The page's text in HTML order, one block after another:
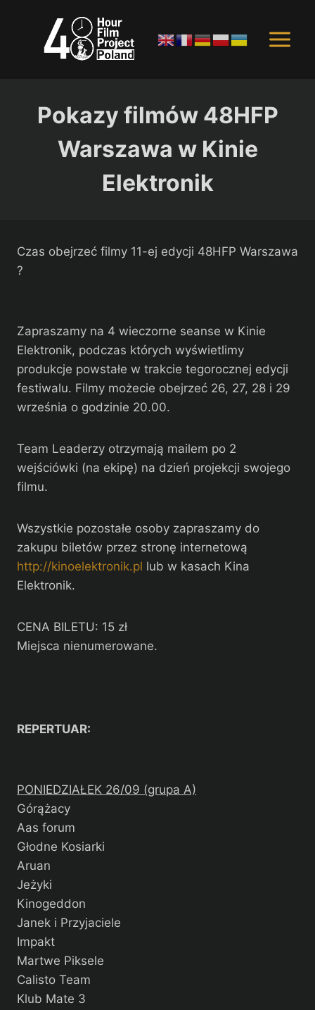
Pokazy filmów 48HFP
Warszawa w Kinie
Elektronik
Czas obejrzeć filmy 11-ej edycji 48HFP Warszawa
?
Zapraszamy na 4 wieczorne seanse w Kinie
Elektronik, podczas których wyświetlimy
produkcje powstałe w trakcie tegorocznej edycji
festiwalu. Filmy możecie obejrzeć 26, 27, 28 i 29
września o godzinie 20.00.
Team Leaderzy otrzymają mailem po 2
wejściówki (na ekipę) na dzień projekcji swojego
filmu.
Wszystkie pozostałe osoby zapraszamy do
zakupu biletów przez stronę internetową
http://kinoelektronik.pl lub w kasach Kina
Elektronik.
CENA BILETU: 15 zł
Miejsca nienumerowane.
REPERTUAR:
PONIEDZIAŁEK 26/09 (grupa A)
Górążacy
Aas forum
Głodne Kosiarki
Aruan
Jeżyki
Kinogeddon
Janek i Przyjaciele
Impakt
Martwe Piksele
Calisto Team
Klub Mate 3